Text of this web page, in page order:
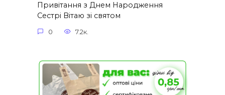
Привітання з Днем Народження
Сестрі Вітаю зі святом
0 7.2к.